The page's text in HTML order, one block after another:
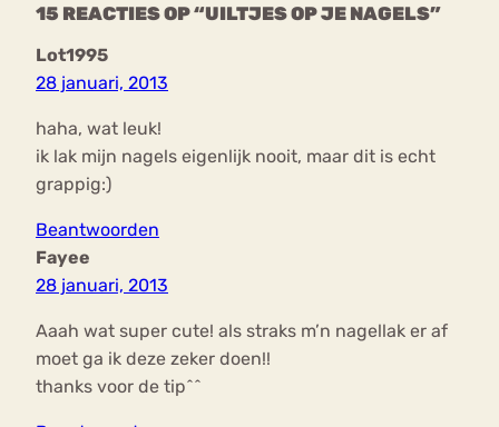
15 REACTIES OP “UILTJES OP JE NAGELS”
Lot1995
28 januari, 2013
haha, wat leuk!
ik lak mijn nagels eigenlijk nooit, maar dit is echt
grappig:)
Beantwoorden
Fayee
28 januari, 2013
Aaah wat super cute! als straks m’n nagellak er af
moet ga ik deze zeker doen!!
thanks voor de tip^^